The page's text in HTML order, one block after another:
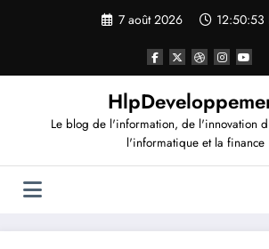
7 août 2026 12:50:54
Le blog de l'information, de l'innovation
l'informatique et la finance